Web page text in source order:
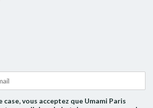
vous acceptez que Umami Paris